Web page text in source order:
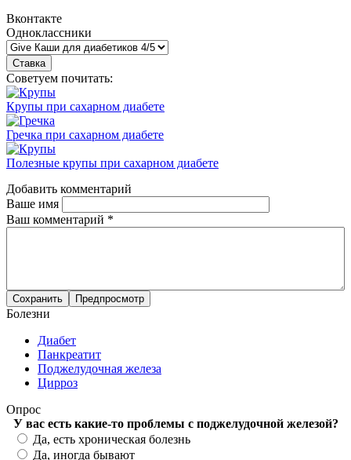
Вконтакте
Одноклассники
Советуем почитать:
Крупы при сахарном диабете
Гречка при сахарном диабете
Полезные крупы при сахарном диабете
Добавить комментарий
Ваше имя
Ваш комментарий *
Болезни
Диабет
Панкреатит
Поджелудочная железа
Цирроз
Опрос
У вас есть какие-то проблемы с поджелудочной железой?
Варианты
Да, есть хроническая болезнь
Да, иногда бывают